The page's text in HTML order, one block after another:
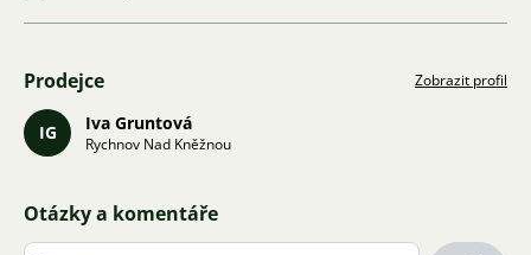
Prodejce Zobrazit profil
IG Iva Gruntová
Rychnov Nad Kněžnou
Otázky a komentáře